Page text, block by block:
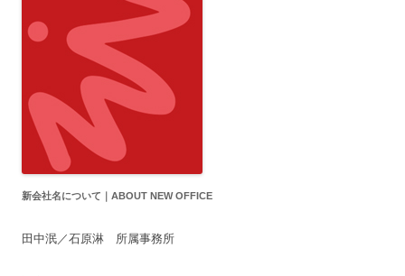
新会社名について｜ABOUT NEW OFFICE
田中泯／石原淋 所属事務所